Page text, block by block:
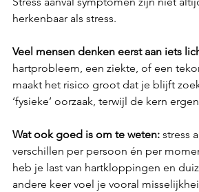
herkenbaar als stress.
Veel mensen denken eerst aan iets
hartprobleem, een ziekte, of een
maakt het risico groot dat je blijft
‘fysieke’ oorzaak, terwijl de kern
Wat ook goed is om te weten: stress
verschillen per persoon én per
heb je last van hartkloppingen en
andere keer voel je vooral